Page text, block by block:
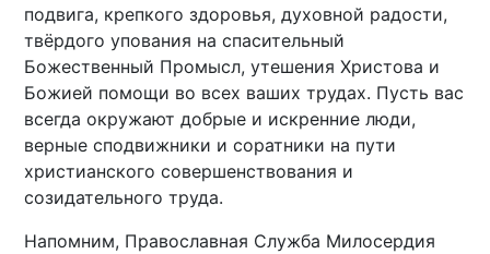
подвига, крепкого здоровья, духовной радости,
твёрдого упования на спасительный
Божественный Промысл, утешения Христова и
Божией помощи во всех ваших трудах. Пусть вас
всегда окружают добрые и искренние люди,
верные сподвижники и соратники на пути
христианского совершенствования и
созидательного труда.
Напомним, Православная Служба Милосердия